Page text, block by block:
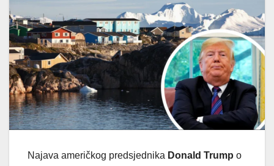
Najava američkog predsjednika Donald Trump o